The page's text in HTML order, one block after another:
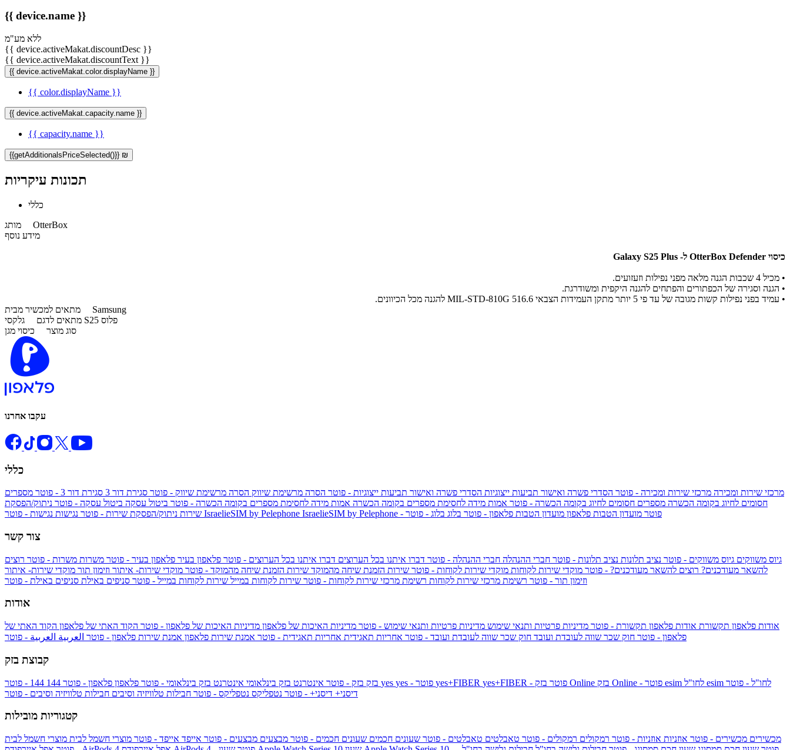
{{ device.name }}
ללא מע"מ
{{ device.activeMakat.discountDesc }}
{{ device.activeMakat.discountText }}
{{ device.activeMakat.color.displayName }}
{{ color.displayName }}
{{ device.activeMakat.capacity.name }}
{{ capacity.name }}
{{getAdditionalsPriceSelected()}} ₪
תכונות עיקריות
כללי
מותג OtterBox
מידע נוסף
כיסוי OtterBox Defender ל- Galaxy S25 Plus
• מכיל 4 שכבות הגנה מלאה מפני נפילות וזעזועים.
• הגנה וסגירה של הכפתורים והפתחים להגנה היקפית ומשודרגת.
• עמיד בפני נפילות קשות מגובה של עד פי 5 יותר מתקן העמידות הצבאי MIL-STD-810G 516.6 להגנה מכל הכיוונים.
מתאים למכשיר מבית Samsung
מתאים לדגם
גלקסי S25 פלוס
סוג מוצר כיסוי מגן
עקבו אחרנו
כללי
מרכזי שירות ומכירה מרכזי שירות ומכירה - פוטר הסדרי פשרה ואישור תביעות ייצוגיות הסדרי פשרה ואישור תביעות ייצוגיות - פוטר הסרה מרשימת שיווק הסרה מרשימת שיווק - פוטר סגירת דור 3 סגירת דור 3 - פוטר
מספרים
חסומים לחיוג בקומה הכשרה מספרים חסומים לחיוג בקומה הכשרה - פוטר אמות מידה לחסימת מספרים בקומה הכשרה אמות מידה לחסימת מספרים בקומה הכשרה - פוטר ביטול עסקה ביטול עסקה - פוטר ניתוק/הפסקת
שירות ניתוק/הפסקת שירות - פוטר נגישות IsraelieSIM by Pelephone IsraelieSIM by Pelephone - פוטר מועדון הטבות פלאפון מועדון הטבות פלאפון - פוטר בלוג בלוג - פוטר
צור קשר
גיוס משווקים גיוס משווקים - פוטר נציב תלונות נציב תלונות - פוטר חברי ההנהלה חברי ההנהלה - פוטר דברו איתנו בכל הערוצים דברו איתנו בכל הערוצים - פוטר פלאפון בעיר פלאפון בעיר - פוטר משרות משרות - פוטר רוצים
להשאר מעודכנים? רוצים להשאר מעודכנים? - פוטר מוקדי שירות לקוחות מוקדי שירות לקוחות - פוטר שירות הזמנת שיחה מהמוקד שירות הזמנת שיחה מהמוקד - פוטר מוקדי שירות- איתור וזימון תור מוקדי שירות- איתור
וזימון תור - פוטר רשימת מרכזי שירות לקוחות רשימת מרכזי שירות לקוחות - פוטר שירות לקוחות במייל שירות לקוחות במייל - פוטר סניפים באילת סניפים באילת - פוטר
אודות
אודות פלאפון תקשורת אודות פלאפון תקשורת - פוטר מדיניות פרטיות ותנאי שימוש מדיניות פרטיות ותנאי שימוש - פוטר מדיניות האיכות של פלאפון מדיניות האיכות של פלאפון - פוטר הקוד האתי של פלאפון הקוד האתי של
פלאפון - פוטר חוק שכר שווה לעובדת ועובד חוק שכר שווה לעובדת ועובד - פוטר אחריות תאגידית אחריות תאגידית - פוטר אמנת שירות פלאפון אמנת שירות פלאפון - פוטר العربية العربية - פוטר
קבוצת בזק
בזק בזק - פוטר אינטרנט בזק בינלאומי אינטרנט בזק בינלאומי - פוטר פלאפון פלאפון - פוטר 144 yes yes+FIBER yes+FIBER - פוטר בזק Online
esim לחו"ל - פוטר
דיסני+ דיסני+ - פוטר נטפליקס נטפליקס - פוטר חבילות טלוויזיה וסיבים חבילות טלוויזיה וסיבים - פוטר
קטגוריות מובילות
מכשירים מכשירים - פוטר אוזניות אוזניות - פוטר רמקולים רמקולים - פוטר טאבלטים טאבלטים - פוטר שעונים חכמים שעונים חכמים - פוטר מבצעים מבצעים - פוטר אייפד אייפד - פוטר מוצרי חשמל לבית מוצרי חשמל לבית